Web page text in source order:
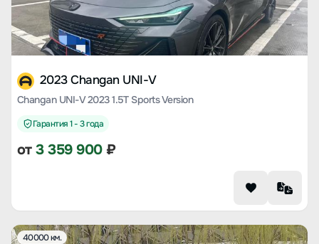
2023 Changan UNI-V
Changan UNI-V 2023 1.5T Sports Version
Гарантия 1 - 3 года
от3 359 900₽
40000 км.